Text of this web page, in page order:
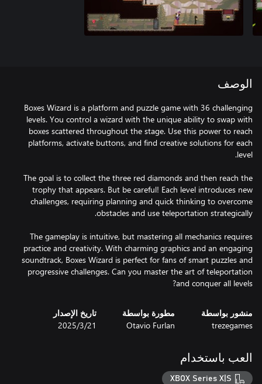
الوصف
Boxes Wizard is a platform and puzzle game with 36 challenging
levels. You control a wizard with the unique ability to swap with
boxes scattered throughout the stage. Use this power to reach
platforms, activate buttons, and find creative solutions for each
The goal is to collect the three red diamonds and then reach the
trophy that appears. But be careful! Each level introduces new
challenges, requiring planning and quick thinking to overcome
The gameplay is intuitive, but mastering all mechanics requires
practice and creativity. With charming graphics and an engaging
soundtrack, Boxes Wizard is perfect for fans of smart puzzles and
progressive challenges. Can you master the art of teleportation
and conquer all levels?
منشور بواسطة
trezegames
مطورة بواسطة
Otavio Furlan
تاريخ الإصدار
21‏/3‏/2025
العب باستخدام
XBOX Series X|S